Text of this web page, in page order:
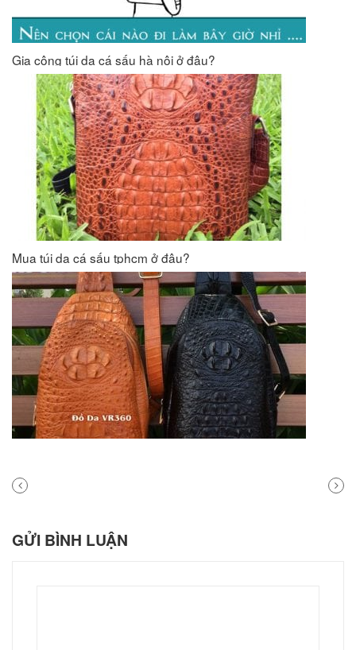
Gia công túi da cá sấu hà nội ở đâu?
Mua túi da cá sấu tphcm ở đâu?
NEXT
GỬI BÌNH LUẬN